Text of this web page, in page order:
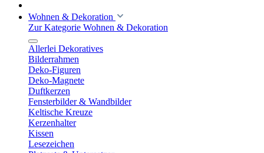
Wohnen & Dekoration
Zur Kategorie Wohnen & Dekoration
Allerlei Dekoratives
Bilderrahmen
Deko-Figuren
Deko-Magnete
Duftkerzen
Fensterbilder & Wandbilder
Keltische Kreuze
Kerzenhalter
Kissen
Lesezeichen